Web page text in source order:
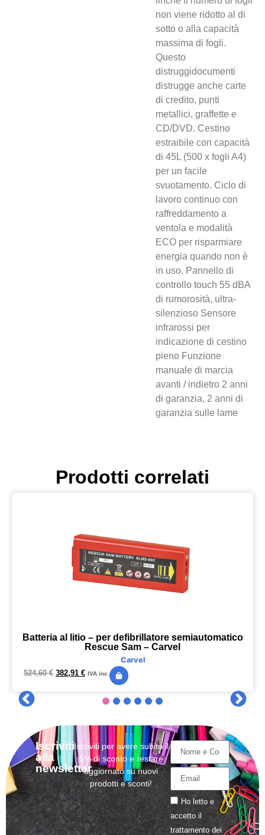
non viene ridotto al di
sotto o alla capacità
massima di fogli.
Questo
distruggidocumenti
distrugge anche carte
di credito, punti
metallici, graffette e
CD/DVD. Cestino
estraibile con capacità
di 45L (500 x fogli A4)
per un facile
svuotamento. Ciclo di
lavoro continuo con
raffreddamento a
ventola e modalità
ECO per risparmiare
energia quando non è
in uso. Pannello di
controllo touch 55 dBA
di rumorosità, ultra-
silenzioso Sensore
infrarossi per
indicazione di cestino
pieno Funzione
manuale di marcia
avanti / indietro 2 anni
di garanzia, 2 anni di
garanzia sulle lame
Prodotti correlati
Batteria al litio – per defibrillatore semiautomatico
Rescue Sam – Carvel
Carvel
524,60€ 382,91 € IVA inc.
Iscriviti
alla
newsletter
Iscriviti per avere subito il
5% di sconto e restare
aggiornato su nuovi
prodotti e sconti!
Ho letto e
accetto il
trattamentodei